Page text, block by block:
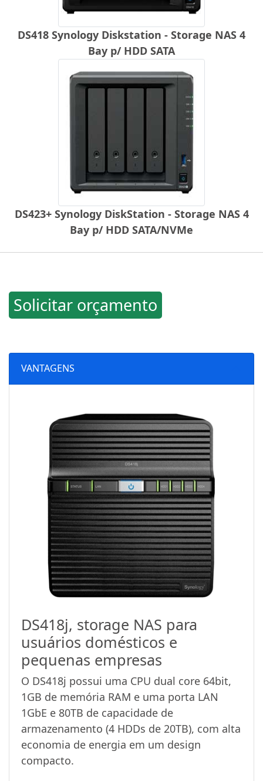
DS418 Synology Diskstation - Storage NAS 4
Bay p/ HDD SATA
DS423+ Synology DiskStation - Storage NAS 4
Bay p/ HDD SATA/NVMe
Solicitar orçamento
VANTAGENS
DS418j, storage NAS para
usuários domésticos e
pequenas empresas
O DS418j possui uma CPU dual core 64bit,
1GB de memória RAM e uma porta LAN
1GbE e 80TB de capacidade de
armazenamento (4 HDDs de 20TB), com alta
economia de energia em um design
compacto.